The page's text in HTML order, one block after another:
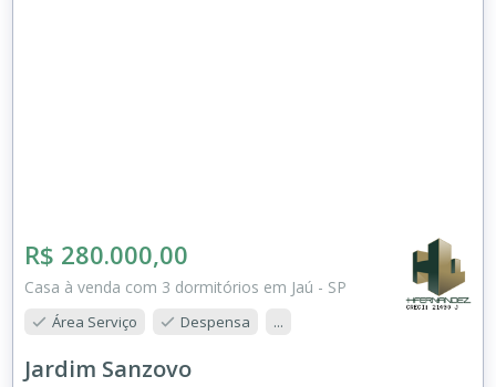
R$ 280.000,00
Casa à venda com 3 dormitórios em Jaú - SP
Área Serviço Despensa ...
Jardim Sanzovo